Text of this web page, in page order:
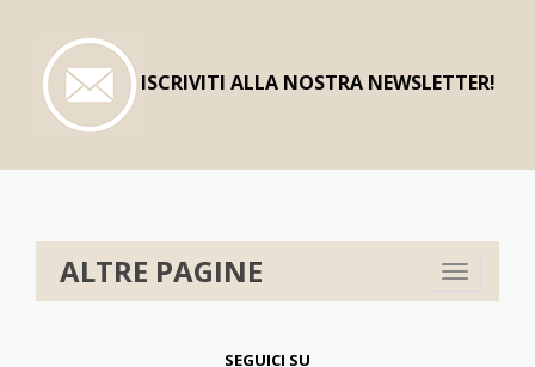
ISCRIVITI ALLA NOSTRA NEWSLETTER!
ALTRE PAGINE
Toggle
navigation
SEGUICI SU